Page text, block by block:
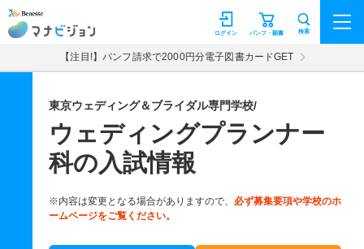
マナビジョン パンフ・願書
ログイン 検索
【注目!】パンフ請求で2000円分電子図書カードGET
東京ウェディング＆ブライダル専門学校/
ウェディングプランナー
科の入試情報
※内容は変更となる場合がありますので、 必ず募集要項や学校のホ
ームページをご覧ください。